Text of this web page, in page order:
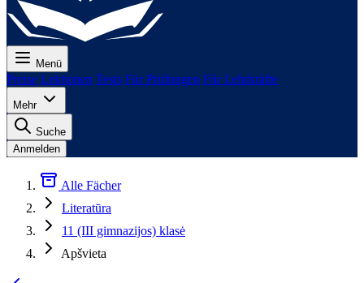
Menü
Preise Lektionen Tests Für Prüfungen Für Lehrkräfte
Mehr
Suche
Anmelden
Alle Fächer
Literatūra
11 (III gimnazijos) klasė
Apšvieta